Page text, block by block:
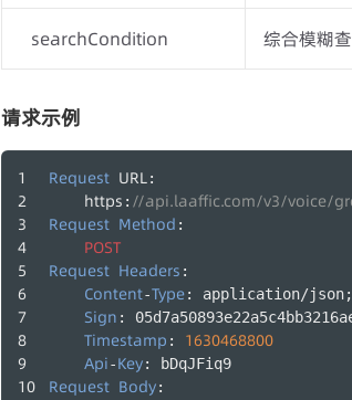
searchCondition 综合模糊
请求示例
Request URL:
https : //api.laaffic.com/v3/voice/
Request Method :
POST
Request Headers :
Content-Type: application/
Sign :
Timestamp : 1630468800
Api-Key: bDqJFiq9
Request Body: